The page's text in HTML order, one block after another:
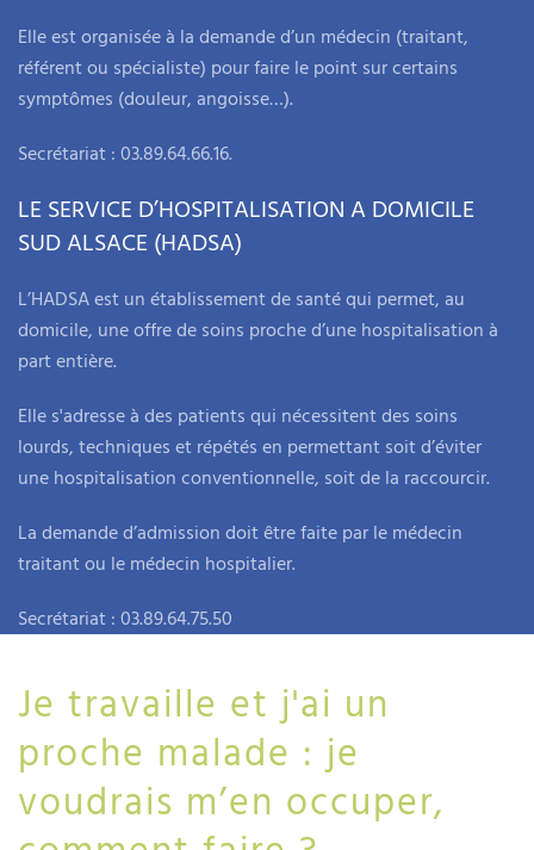
Elle est organisée à la demande d’un médecin (traitant,
référent ou spécialiste) pour faire le point sur certains
symptômes (douleur, angoisse…).
Secrétariat : 03.89.64.66.16.
LE SERVICE D’HOSPITALISATION A DOMICILE
SUD ALSACE (HADSA)
L’HADSA est un établissement de santé qui permet, au
domicile, une offre de soins proche d’une hospitalisation à
part entière.
Elle s'adresse à des patients qui nécessitent des soins
lourds, techniques et répétés en permettant soit d’éviter
une hospitalisation conventionnelle, soit de la raccourcir.
La demande d’admission doit être faite par le médecin
traitant ou le médecin hospitalier.
Secrétariat : 03.89.64.75.50
Je travaille et j'ai un
proche malade : je
voudrais m’en occuper,